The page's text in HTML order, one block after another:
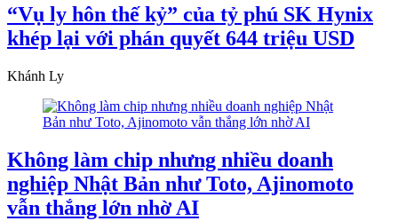
“Vụ ly hôn thế kỷ” của tỷ phú SK Hynix
khép lại với phán quyết 644 triệu USD
Khánh Ly
Không làm chip nhưng nhiều doanh
nghiệp Nhật Bản như Toto, Ajinomoto
vẫn thắng lớn nhờ AI